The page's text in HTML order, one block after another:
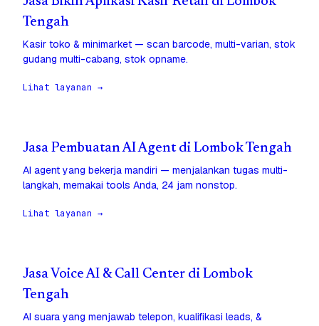
Tengah
Kasir toko & minimarket — scan barcode, multi-varian, stok
gudang multi-cabang, stok opname.
Lihat layanan →
Jasa Pembuatan AI Agent di Lombok Tengah
AI agent yang bekerja mandiri — menjalankan tugas multi-
langkah, memakai tools Anda, 24 jam nonstop.
Lihat layanan →
Jasa Voice AI & Call Center di Lombok
Tengah
AI suara yang menjawab telepon, kualifikasi leads, &